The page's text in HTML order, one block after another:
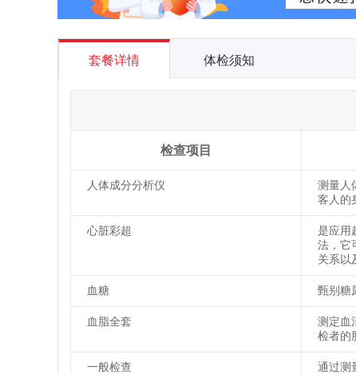
套餐详情 体检须知
检查项目
人体成分分析仪
测量人
客人的
心脏彩超
是应用
法，它
关系以
血糖 甄别糖
血脂全套
测定血
检者的
一般检查 通过测